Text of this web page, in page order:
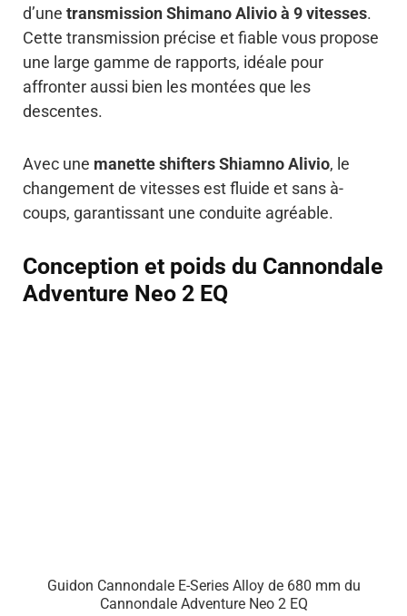
d’une transmission Shimano Alivio à 9 vitesses.
Cette transmission précise et fiable vous propose
une large gamme de rapports, idéale pour
affronter aussi bien les montées que les
descentes.
Avec une manette shifters Shiamno Alivio, le
changement de vitesses est fluide et sans à-
coups, garantissant une conduite agréable.
Conception et poids du Cannondale
Adventure Neo 2 EQ
Guidon Cannondale E-Series Alloy de 680 mm du
Cannondale Adventure Neo 2 EQ